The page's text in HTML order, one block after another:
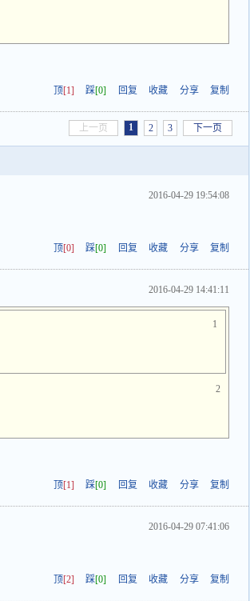
顶[1] 踩[0] 回复 收藏 分享 复制
上一页 1 2 3 下一页
2016-04-29 19:54:08
顶[0] 踩[0] 回复 收藏 分享 复制
2016-04-29 14:41:11
1
2
顶[1] 踩[0] 回复 收藏 分享 复制
2016-04-29 07:41:06
顶[2] 踩[0] 回复 收藏 分享 复制